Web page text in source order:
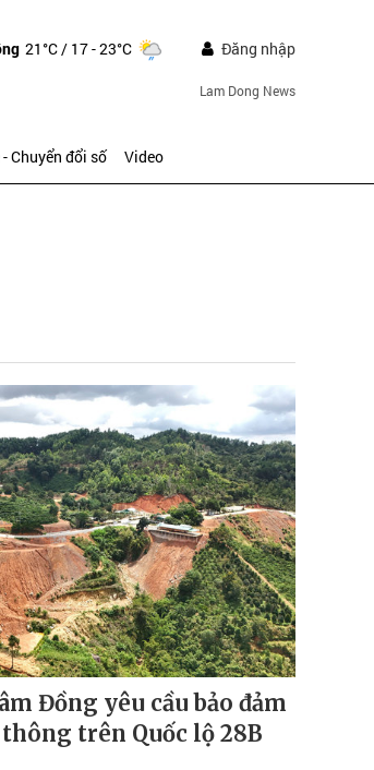
21°C/ 17 - 23°C Đăng nhập
Lam Dong News
Chuyển đổi số Video
Đồng yêu cầu bảo đảm
trên Quốc lộ 28B